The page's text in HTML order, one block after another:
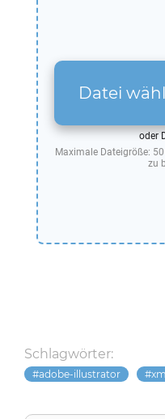
Datei
oder
Maximale Dateigröße:
zu
Schlagwörter:
adobe-illustrator xml